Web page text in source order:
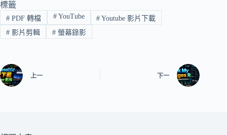
標籤
#PDF 轉檔 #YouTube # Youtube 影片下載
#影片剪輯 #螢幕錄影
上一 下一